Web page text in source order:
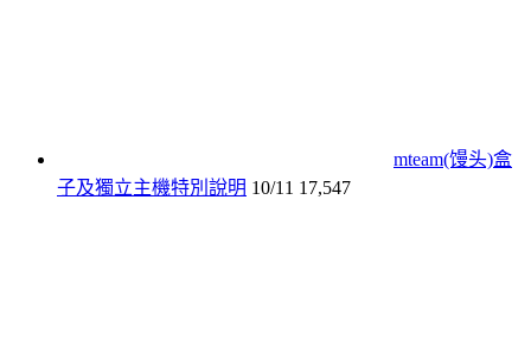
mteam(馒头)盒
子及獨立主機特別說明 10/11 17,547